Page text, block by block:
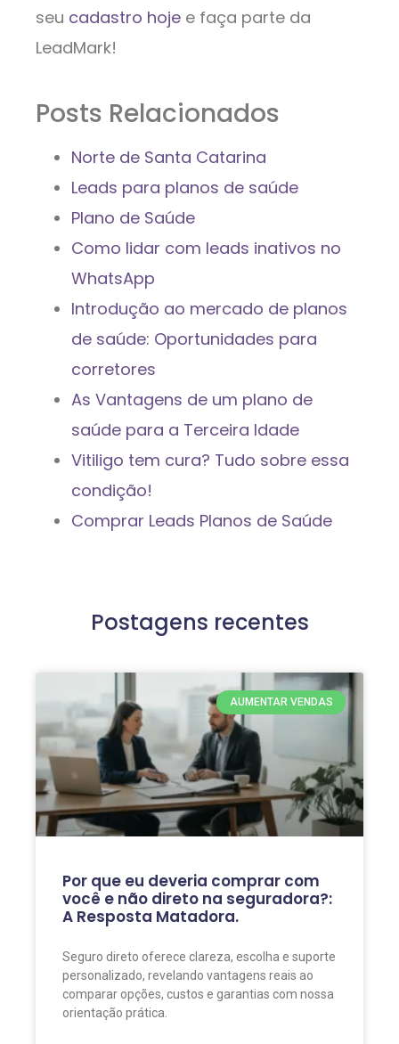
seu cadastro hoje e faça parte da
LeadMark!
Posts Relacionados
Norte de Santa Catarina
Leads para planos de saúde
Plano de Saúde
Como lidar com leads inativos no
WhatsApp
Introdução ao mercado de planos
de saúde: Oportunidades para
corretores
As Vantagens de um plano de
saúde para a Terceira Idade
Vitiligo tem cura? Tudo sobre essa
condição!
Comprar Leads Planos de Saúde
Postagens recentes
AUMENTAR VENDAS
Por que eu deveria comprar com
você e não direto na seguradora?:
A Resposta Matadora.
Seguro direto oferece clareza, escolha e suporte
personalizado, revelando vantagens reais ao
comparar opções, custos e garantias com nossa
orientação prática.